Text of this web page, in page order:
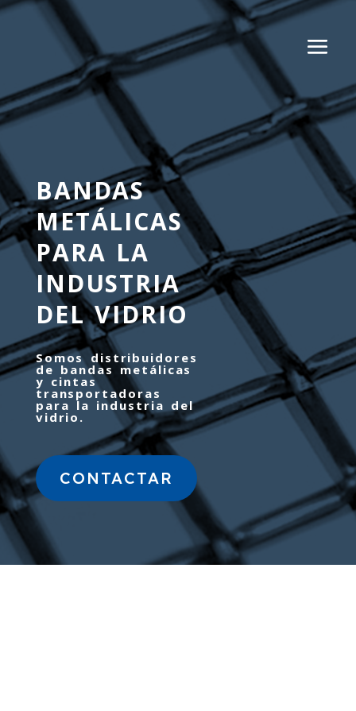
BANDAS
METÁLICAS
PARA LA
INDUSTRIA
DEL VIDRIO
Somos distribuidores
de bandas metálicas
y cintas
transportadoras
para la industria del
vidrio.
CONTACTAR